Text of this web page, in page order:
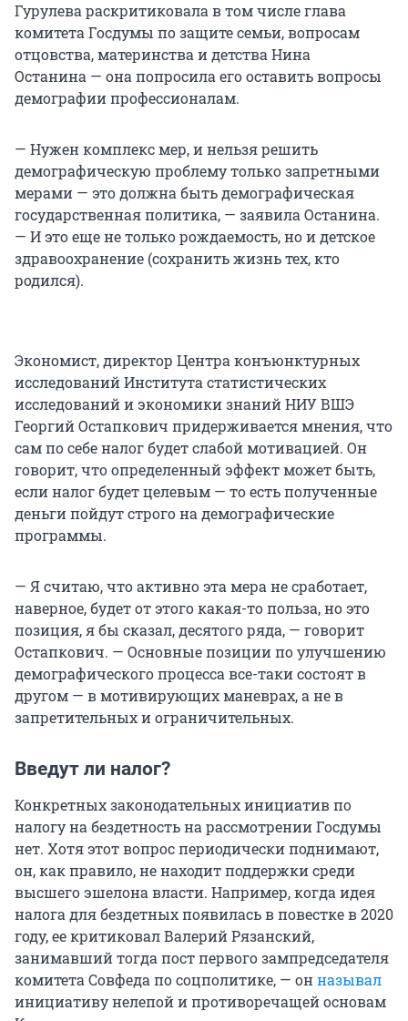
Гурулева раскритиковала в том числе глава
комитета Госдумы по защите семьи, вопросам
отцовства, материнства и детства Нина
Останина — она попросила его оставить вопросы
демографии профессионалам.
— Нужен комплекс мер, и нельзя решить
демографическую проблему только запретными
мерами — это должна быть демографическая
государственная политика, — заявила Останина.
— И это еще не только рождаемость, но и детское
здравоохранение (сохранить жизнь тех, кто
родился).
Экономист, директор Центра конъюнктурных
исследований Института статистических
исследований и экономики знаний НИУ ВШЭ
Георгий Остапкович придерживается мнения, что
сам по себе налог будет слабой мотивацией. Он
говорит, что определенный эффект может быть,
если налог будет целевым — то есть полученные
деньги пойдут строго на демографические
программы.
— Я считаю, что активно эта мера не сработает,
наверное, будет от этого какая-то польза, но это
позиция, я бы сказал, десятого ряда, — говорит
Остапкович. — Основные позиции по улучшению
демографического процесса все-таки состоят в
другом — в мотивирующих маневрах, а не в
запретительных и ограничительных.
Введут ли налог?
Конкретных законодательных инициатив по
налогу на бездетность на рассмотрении Госдумы
нет. Хотя этот вопрос периодически поднимают,
он, как правило, не находит поддержки среди
высшего эшелона власти. Например, когда идея
налога для бездетных появилась в повестке в 2020
году, ее критиковал Валерий Рязанский,
занимавший тогда пост первого зампредседателя
комитета Совфеда по соцполитике, — онназывал
инициативу нелепой и противоречащей основам